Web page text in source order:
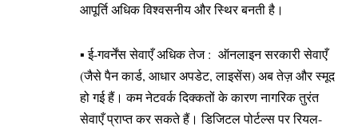
आपूर्ति अधिक विश्वसनीय और स्थिर बनती है।
▪️ ई-गवर्नेंस सेवाएँ अधिक तेज : ऑनलाइन सरकारी सेवाएँ
(जैसे पैन कार्ड, आधार अपडेट, लाइसेंस) अब तेज़ और स्मूद
हो गई हैं। कम नेटवर्क दिक्कतों के कारण नागरिक तुरंत
सेवाएँ प्राप्त कर सकते हैं। डिजिटल पोर्टल्स पर रियल-